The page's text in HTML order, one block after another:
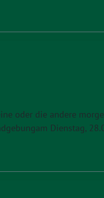
oder die andere
Dienstag,